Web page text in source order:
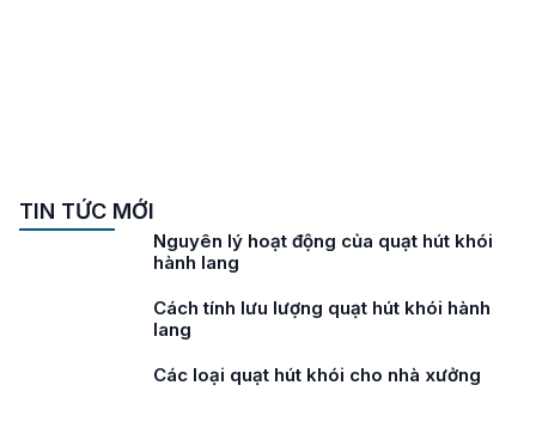
TIN TỨC MỚI
Nguyên lý hoạt động của quạt hút khói
hành lang
Cách tính lưu lượng quạt hút khói hành
lang
Các loại quạt hút khói cho nhà xưởng